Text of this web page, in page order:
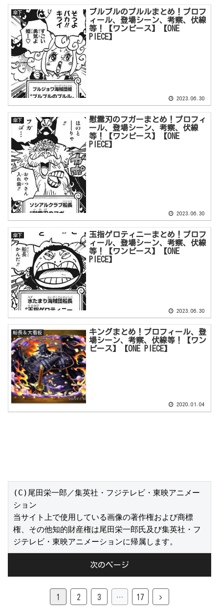
傘下
ブルブルのプルルまとめ！プロフ
ィール、登場シーン、考察、伏線
等！【ワンピース】【ONE
PIECE】
2023.06.30
傘下
慰霊刃のフガーまとめ！プロフィ
ール、登場シーン、考察、伏線
等！【ワンピース】【ONE
PIECE】
2023.06.30
傘下
玉指ゲロティニーまとめ！プロフ
ィール、登場シーン、考察、伏線
等！【ワンピース】【ONE
PIECE】
2023.06.30
船長＆大看板
キングまとめ！プロフィール、登
場シーン、考察、伏線等！【ワン
ピース】【ONE PIECE】
2020.01.04
(C)尾田栄一郎／集英社・フジテレビ・東映アニメー
ション
当サイト上で使用している画像の著作権および商標
権、その他知的財産権は尾田栄一郎氏及び集英社・フ
ジテレビ・東映アニメーションに帰属します。
次のページ
1 2 3 … 17